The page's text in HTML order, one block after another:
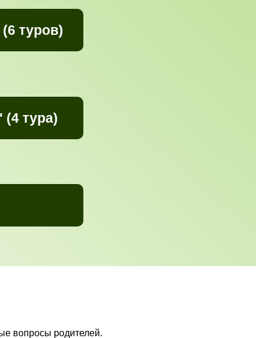
туров)
тура)
вопросы родителей.